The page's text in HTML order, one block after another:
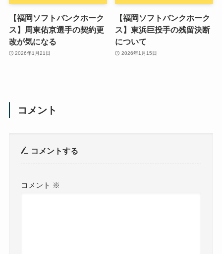
【福岡ソフトバンクホーク
ス】周東佑京選手の契約更
改が気になる
2026年1月21日
【福岡ソフトバンクホーク
ス】東浜巨投手の残留決断
について
2026年1月15日
コメント
コメントする
コメント ※